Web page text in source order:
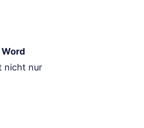
Word
nicht nur